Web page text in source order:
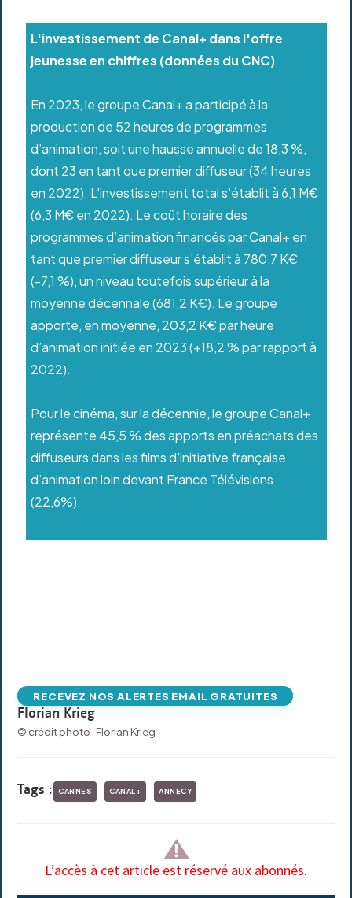
L'investissement de Canal+ dans l'offre
jeunesse en chiffres (données du CNC)
En 2023, le groupe Canal+ a participé à la
production de 52 heures de programmes
d’animation, soit une hausse annuelle de 18,3 %,
dont 23 en tant que premier diffuseur (34 heures
en 2022). L'investissement total s'établit à 6,1 M€
(6,3 M€ en 2022). Le coût horaire des
programmes d’animation financés par Canal+ en
tant que premier diffuseur s’établit à 780,7 K€
(-7,1 %), un niveau toutefois supérieur à la
moyenne décennale (681,2 K€). Le groupe
apporte, en moyenne, 203,2 K€ par heure
d’animation initiée en 2023 (+18,2 % par rapport à
2022).
Pour le cinéma, sur la décennie, le groupe Canal+
représente 45,5 % des apports en préachats des
diffuseurs dans les films d’initiative française
d’animation loin devant France Télévisions
(22,6%).
RECEVEZ NOS ALERTES EMAIL GRATUITES
Florian Krieg
© crédit photo : Florian Krieg
Tags : CANNES CANAL+ ANNECY
L’accès à cet article est réservé aux abonnés.